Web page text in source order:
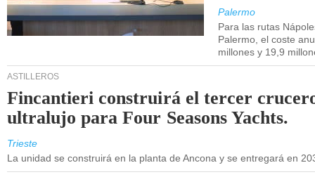
Palermo
Para las rutas
Palermo, el coste
millones y 19,9
ASTILLEROS
Fincantieri construirá el tercer
ultralujo para Four Seasons Yachts.
Trieste
La unidad se construirá en la planta de Ancona y se entregará en